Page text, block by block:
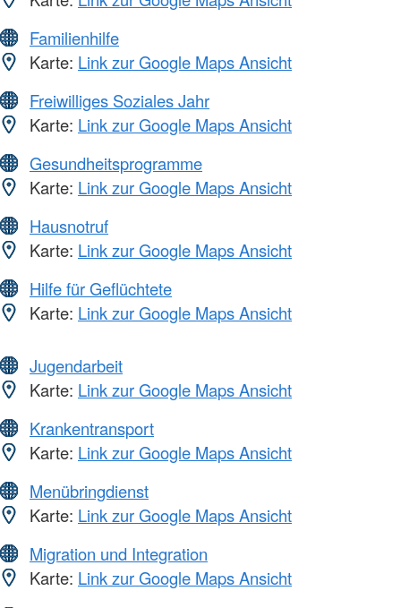
Familienhilfe
Karte: Link zur Google Maps Ansicht
Freiwilliges Soziales Jahr
Karte: Link zur Google Maps Ansicht
Gesundheitsprogramme
Karte: Link zur Google Maps Ansicht
Hausnotruf
Karte: Link zur Google Maps Ansicht
Hilfe für Geflüchtete
Karte: Link zur Google Maps Ansicht
Jugendarbeit
Karte: Link zur Google Maps Ansicht
Krankentransport
Karte: Link zur Google Maps Ansicht
Menübringdienst
Karte: Link zur Google Maps Ansicht
Migration und Integration
Karte: Link zur Google Maps Ansicht